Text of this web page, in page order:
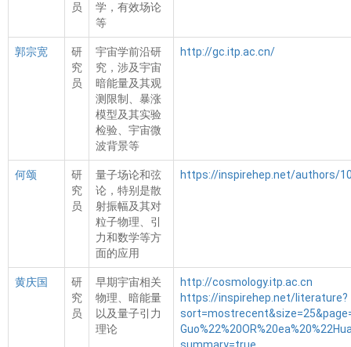
员
学，有效场论
等
郭宗宽
研
究
员
宇宙学前沿研
究，涉及宇宙
暗能量及其观
测限制、暴涨
模型及其实验
检验、宇宙微
波背景等
http://gc.itp.ac.cn/
何颂
研
究
员
量子场论和弦
论，特别是散
射振幅及其对
粒子物理、引
力和数学等方
面的应用
https://inspirehep.net/authors/
黄庆国
研
究
员
早期宇宙相关
物理、暗能量
以及量子引力
理论
http://cosmology.itp.ac.cn
https://inspirehep.net/literature?